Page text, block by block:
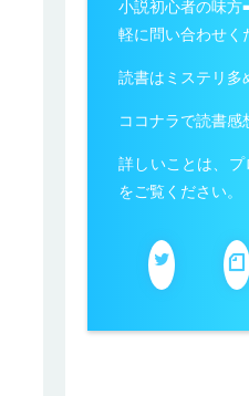
小説初心者の味
軽に問い合わせく
読書はミステリ多
ココナラで読書感
詳しいことは、
をご覧ください。